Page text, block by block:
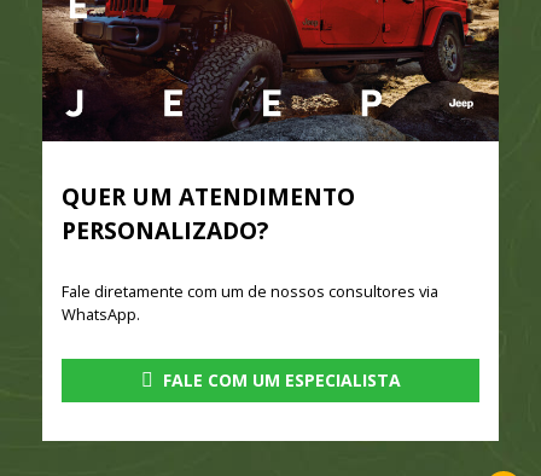
QUER UM ATENDIMENTO
PERSONALIZADO?
Fale diretamente com um de nossos consultores via
WhatsApp.
FALE COM UM ESPECIALISTA